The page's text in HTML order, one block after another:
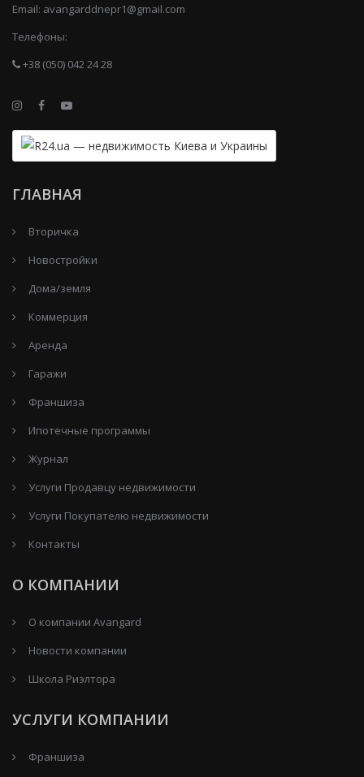
Email: avangarddnepr1@gmail.com
Телефоны:
+38 (050) 042 24 28
ГЛАВНАЯ
Вторичка
Новостройки
Дома/земля
Коммерция
Аренда
Гаражи
Франшиза
Ипотечные программы
Журнал
Услуги Продавцу недвижимости
Услуги Покупателю недвижимости
Контакты
О КОМПАНИИ
О компании Avangard
Новости компании
Школа Риэлтора
УСЛУГИ КОМПАНИИ
Франшиза